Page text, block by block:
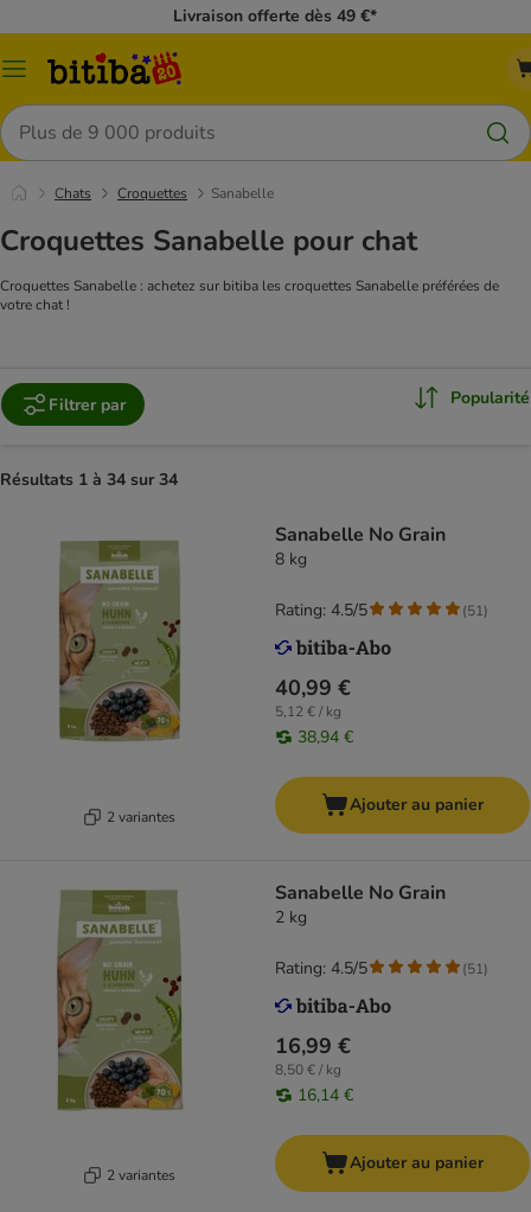
Livraison offerte dès 49 €*
Menu
Rechercher
Chats Croquettes Sanabelle
Croquettes Sanabelle pour chat
Croquettes Sanabelle : achetez sur bitiba les croquettes Sanabelle préférées de
votre chat !
Filtrer par Popularité
Résultats 1 à 34 sur 34
2 variantes
Sanabelle No Grain
8 kg
40,99 €
5,12 € / kg
38,94 €
Rating: 4.5/5 (51)
Ajouter au panier
2 variantes
Sanabelle No Grain
2 kg
16,99 €
8,50 € / kg
16,14 €
Rating: 4.5/5 (51)
Ajouter au panier